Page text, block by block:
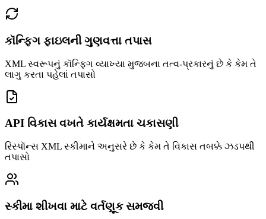
કૉન્ફિગ ફાઇલની ગુણવત્તા તપાસ
XML સ્વરૂપનું કૉન્ફિગ વ્યાખ્યા મુજબના તત્વ-પ્રકારનું છે કે કેમ તે
લાગુ કરતા પહેલાં તપાસો
API વિકાસ વખતે કાર્યક્ષમતા ચકાસણી
રિસ્પૉન્સ XML સ્કીમાને અનુસરે છે કે કેમ તે વિકાસ તબક્કે ઝડપથી
તપાસો
સ્કીમા શીખવા માટે વર્તણૂક સમજવી